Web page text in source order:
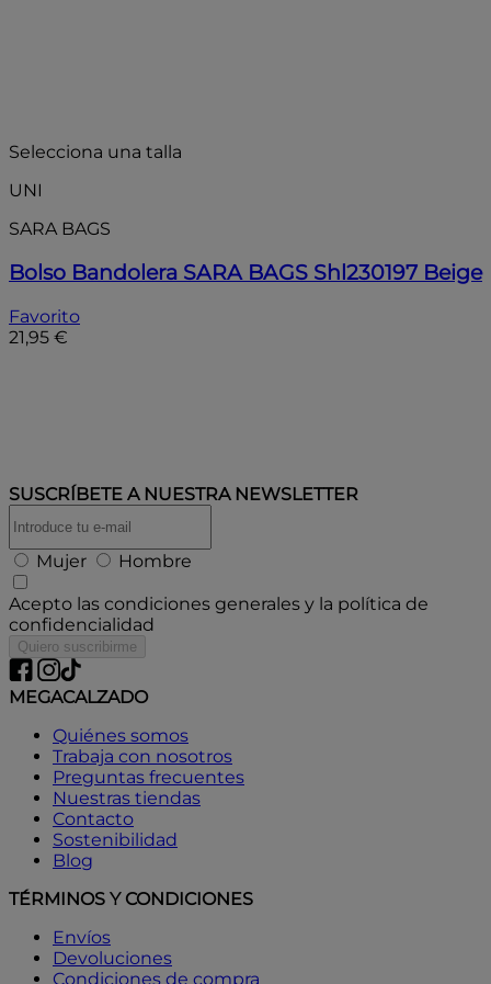
Selecciona una talla
UNI
SARA BAGS
Bolso Bandolera SARA BAGS Shl230197 Beige
Favorito
21,95 €
SUSCRÍBETE A NUESTRA NEWSLETTER
Mujer Hombre
Acepto las condiciones generales y la política de
confidencialidad
Quiero suscribirme
MEGACALZADO
Quiénes somos
Trabaja con nosotros
Preguntas frecuentes
Nuestras tiendas
Contacto
Sostenibilidad
Blog
TÉRMINOS Y CONDICIONES
Envíos
Devoluciones
Condiciones de compra